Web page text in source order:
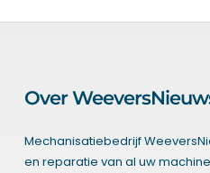
Over
Mechanisatiebedrijf
en reparatie van al uw